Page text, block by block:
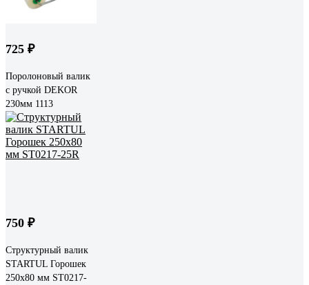
725 ₽
Поролоновый валик
с ручкой DEKOR
230мм 1113
750 ₽
Структурный валик
STARTUL Горошек
250x80 мм ST0217-